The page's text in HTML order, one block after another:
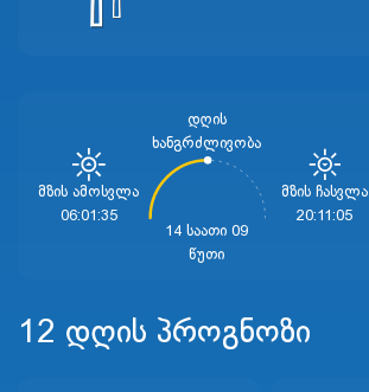
06:01:35
Მზის Ამოსვლა
დღის
ხანგრძლივობა
14 საათი 09
წუთი
20:11:05
Მზის Ჩასვლა
12 დღის პროგნოზი